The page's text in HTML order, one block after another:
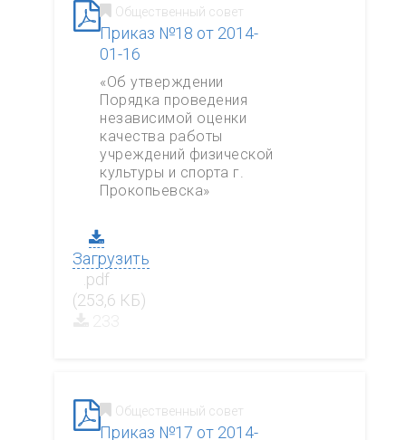
Общественный совет
Приказ №18 от 2014-
01-16
«Об утверждении
Порядка проведения
независимой оценки
качества работы
учреждений физической
культуры и спорта г.
Прокопьевска»
Загрузить
.pdf
(253,6 КБ)
Общественный совет
Приказ №17 от 2014-